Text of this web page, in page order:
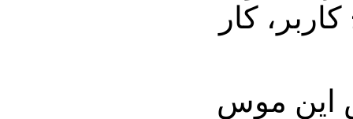
کار
این موس